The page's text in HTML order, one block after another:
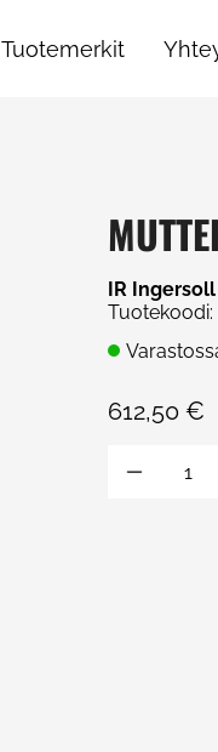
Tuotemerkit
IR
Tuotekoodi:
612,50 €